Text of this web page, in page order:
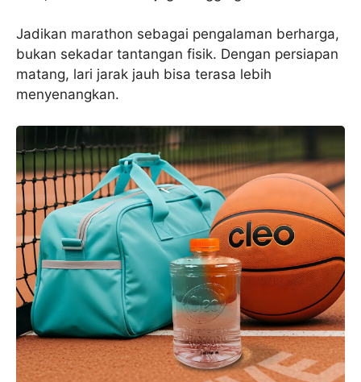
Jadikan marathon sebagai pengalaman berharga,
bukan sekadar tantangan fisik. Dengan persiapan
matang, lari jarak jauh bisa terasa lebih
menyenangkan.